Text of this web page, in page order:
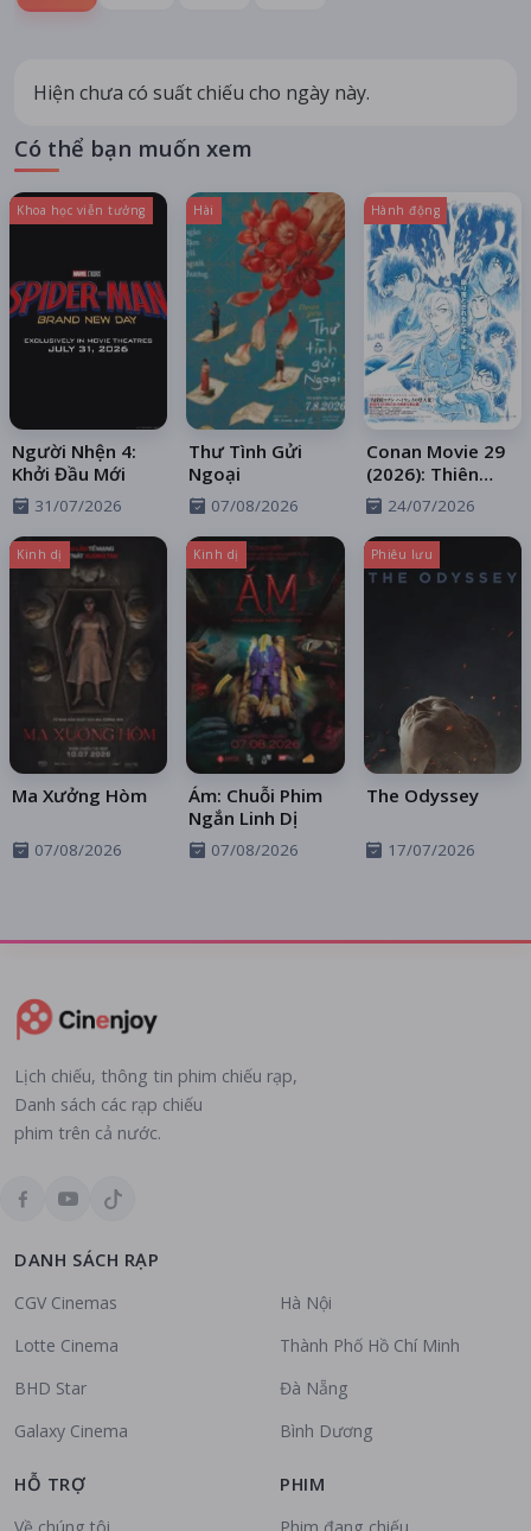
Hiện chưa có suất chiếu cho ngày này.
Có thể bạn muốn xem
Khoa học viễn tưởng
Người Nhện 4:
Khởi Đầu Mới
31/07/2026
Hài
Thư Tình Gửi
Ngoại
07/08/2026
Hành động
Conan Movie 29
(2026): Thiên
Thần Sa Ngã
Trên Xa Lộ
24/07/2026
Kinh dị
Ma Xưởng Hòm
07/08/2026
Kinh dị
Ám: Chuỗi Phim
Ngắn Linh Dị
07/08/2026
Phiêu lưu
The Odyssey
17/07/2026
Lịch chiếu, thông tin phim chiếu rạp,
Danh sách các rạp chiếu
phim trên cả nước.
DANH SÁCH RẠP
CGV Cinemas
Lotte Cinema
BHD Star
Galaxy Cinema
Hà Nội
Thành Phố Hồ Chí Minh
Đà Nẵng
Bình Dương
HỖ TRỢ PHIM